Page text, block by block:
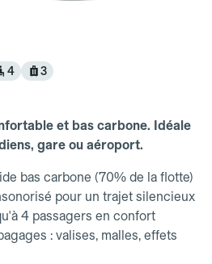
4 3
et bas carbone. Idéale
gare ou aéroport.
bas carbone (70% de la flotte)
pour un trajet silencieux
4 passagers en confort
: valises, malles, effets